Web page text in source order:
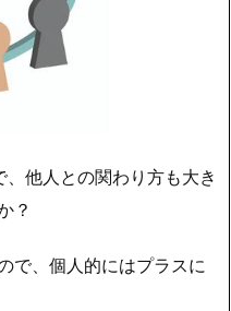
他人との関わり方も大き
？
で、個人的にはプラスに